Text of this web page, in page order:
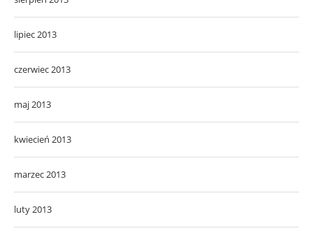
lipiec 2013
czerwiec 2013
maj 2013
kwiecień 2013
marzec 2013
luty 2013